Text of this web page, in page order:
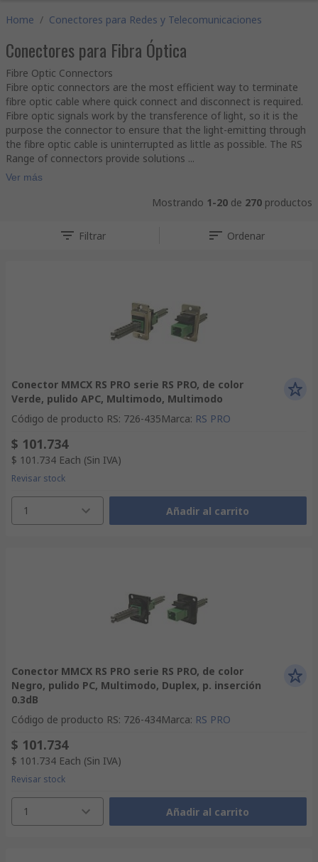
Home / Conectores para Redes y Telecomunicaciones
Conectores para Fibra Óptica
Fibre Optic Connectors
Fibre optic connectors are the most efficient way to terminate
fibre optic cable where quick connect and disconnect is required.
Fibre optic signals work by the transference of light, so it is the
purpose the connector to ensure that the light-emitting through
the fibre optic cable is uninterrupted as little as possible. The RS
Range of connectors provide solutions ...
Ver más
Mostrando 1-20 de 270 productos
Filtrar Ordenar
Conector MMCX RS PRO serie RS PRO, de color
Verde, pulido APC, Multimodo, Multimodo
Código de producto RS: 726-435Marca: RS PRO
$ 101.734
$ 101.734 Each (Sin IVA)
Revisar stock
1 Añadir al carrito
Conector MMCX RS PRO serie RS PRO, de color
Negro, pulido PC, Multimodo, Duplex, p. inserción
0.3dB
Código de producto RS: 726-434Marca: RS PRO
$ 101.734
$ 101.734 Each (Sin IVA)
Revisar stock
1 Añadir al carrito